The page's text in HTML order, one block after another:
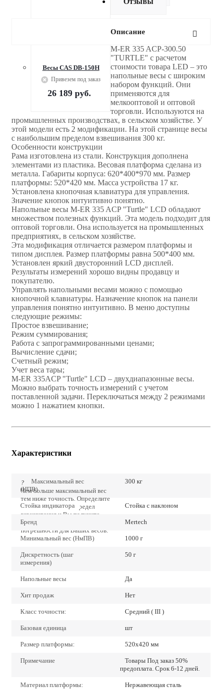
Весы CAS DB-150H
Привезем под заказ
26 189руб.
Описание
M-ER 335 ACP-300.50
"TURTLE" с расчетом
стоимости товара LED – это
напольные весы с широким
набором функций. Они
применяются для
мелкооптовой и оптовой
торговли. Используются на
промышленных производствах, в сельском хозяйстве. У
этой модели есть 2 модификации. На этой странице весы
с наибольшим пределом взвешивания 300 кг.
Особенности конструкции
Рама изготовлена из стали. Конструкция дополнена
элементами из пластика. Весовая платформа сделана из
металла. Габариты корпуса: 620*400*970 мм. Размер
платформы: 520*420 мм. Масса устройства 17 кг.
Установлена кнопочная клавиатура для управления.
Значение кнопок интуитивно понятно.
Напольные весы M-ER 335 ACP "Turtle" LCD обладают
множеством полезных функций. Эта модель подходит для
оптовой торговли. Она используется на промышленных
предприятиях, в сельском хозяйстве.
Эта модификация отличается размером платформы и
типом дисплея. Размер платформы равна 500*400 мм.
Установлен яркий двусторонний LCD дисплей.
Результаты измерений хорошо видны продавцу и
покупателю.
Управлять напольными весами можно с помощью
кнопочной клавиатуры. Назначение кнопок на панели
управления понятно интуитивно. В меню доступны
следующие режимы:
Простое взвешивание;
Режим суммирования;
Работа с запрограммированными ценами;
Вычисление сдачи;
Счетный режим;
Учет веса тары;
M-ER 335ACP "Turtle" LCD – двухдиапазонные весы.
Можно выбрать точность измерений с учетом
поставленной задачи. Переключаться между 2 режимами
можно 1 нажатием кнопки.
Характеристики
?
Чем больше максимальный вес
тем ниже точность. Определите
точно наибольший предел
взвешивания и Вы получите
наиболее низкие значения
погрешности для Ваших весов.
Максимальный вес
(НПВ)
300 кг
Стойка индикатора Стойка с наклоном
Бренд Mertech
Минимальный вес (НмПВ) 1000 г
Дискретность (шаг
измерения)
50 г
Напольные весы Да
Хит продаж Нет
Класс точности: Средний ( III )
Базовая единица шт
Размер платформы: 520х420 мм
Примечание
Товары Под заказ 50%
предоплата. Срок 6-12 дней.
Материал платформы: Нержавеющая сталь